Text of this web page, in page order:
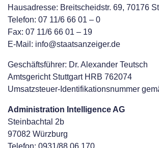
Hausadresse: Breitscheidstr. 69, 70176
Telefon: 07 11/6 66 01 – 0
Fax: 07 11/6 66 01 – 19
E-Mail: info@staatsanzeiger.de
Geschäftsführer: Dr. Alexander Teutsch
Amtsgericht Stuttgart HRB 762074
Umsatzsteuer-Identifikationsnummer
Administration Intelligence AG
Steinbachtal 2b
97082 Würzburg
Telefon: 0931/88 06 170